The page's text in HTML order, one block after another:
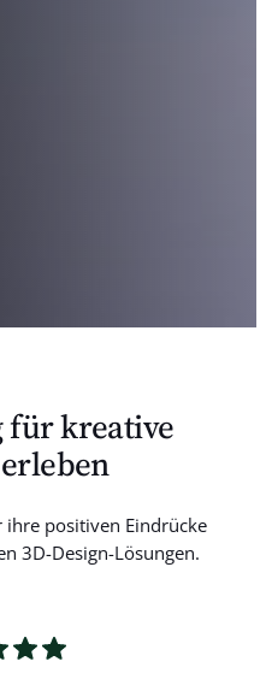
für kreative
ihre positiven Eindrücke
3D-Design-Lösungen.